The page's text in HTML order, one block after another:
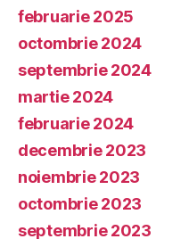
februarie 2025
octombrie 2024
septembrie 2024
martie 2024
februarie 2024
decembrie 2023
noiembrie 2023
octombrie 2023
septembrie 2023